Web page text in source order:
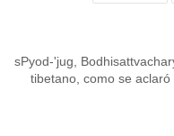
sPyod-'jug,
tibetano, como se aclaró